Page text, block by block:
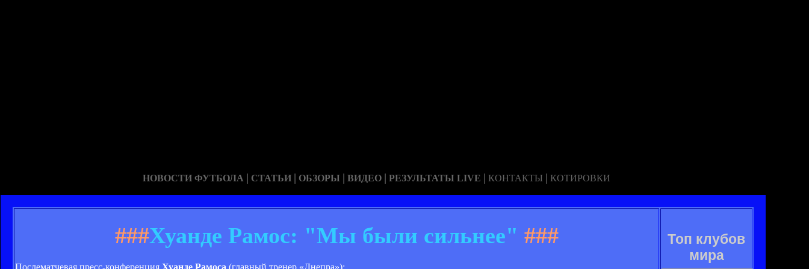
НОВОСТИ ФУТБОЛА | СТАТЬИ | ОБЗОРЫ | ВИДЕО | РЕЗУЛЬТАТЫ LIVE | КОНТАКТЫ | КОТИРОВКИ
###Хуанде Рамос: "Мы были сильнее" ###
Послематчевая пресс-конференция Хуанде Рамоса (главный тренер «Днепра»):
Топ клубов
мира